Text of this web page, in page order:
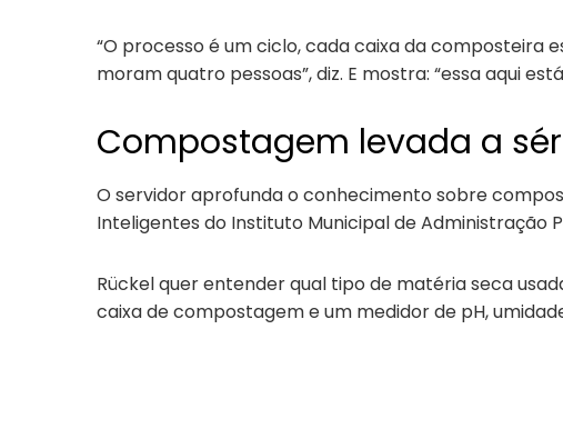
“O processo é um ciclo, cada caixa da composteira
moram quatro pessoas”, diz. E mostra: “essa aqui
Compostagem levada a
O servidor aprofunda o conhecimento sobre
Inteligentes do Instituto Municipal de Administração
Rückel quer entender qual tipo de matéria seca
caixa de compostagem e um medidor de pH,